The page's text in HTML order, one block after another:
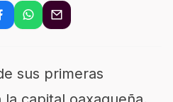
sus primeras